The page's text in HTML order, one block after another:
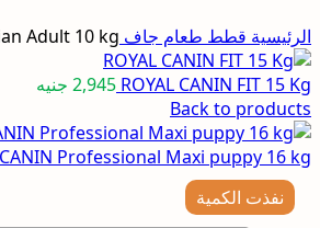
الرئيسية قطط طعام جاف Adult 10 kg
ROYAL CANIN FIT 15 Kg
2,945 جنيه
Back to products
CANIN Professional Maxi puppy 16 kg
نفذت الكمية